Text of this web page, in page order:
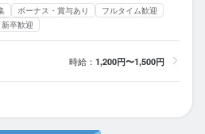
ボーナス・賞与あり
フルタイム歓迎
新卒歓迎
時給： 1,200円〜1,500円